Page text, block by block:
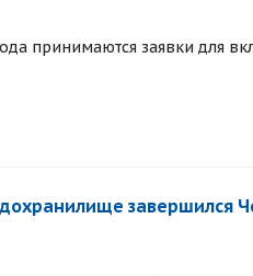
принимаются заявки для
завершился